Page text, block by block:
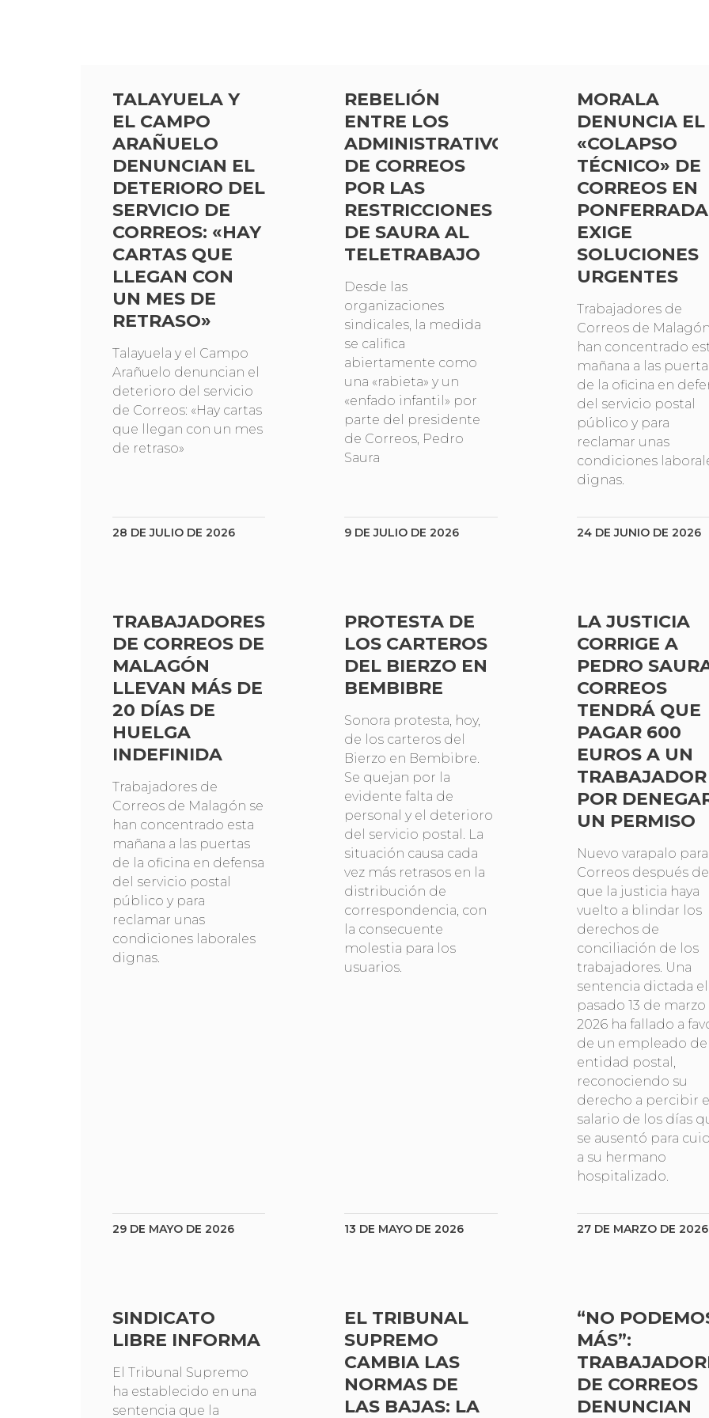
TALAYUELA Y
EL CAMPO
ARAÑUELO
DENUNCIAN EL
DETERIORO DEL
SERVICIO DE
CORREOS: «HAY
CARTAS QUE
LLEGAN CON
UN MES DE
RETRASO»
Talayuela y el Campo
Arañuelo denuncian el
deterioro del servicio
de Correos: «Hay cartas
que llegan con un mes
de retraso»
28 DE JULIO DE 2026
REBELIÓN
ENTRE LOS
ADMINISTRATIVOS
DE CORREOS
POR LAS
RESTRICCIONES
DE SAURA AL
TELETRABAJO
Desde las
organizaciones
sindicales, la medida
se califica
abiertamente como
una «rabieta» y un
«enfado infantil» por
parte del presidente
de Correos, Pedro
Saura
9 DE JULIO DE 2026
MORALA
DENUNCIA EL
«COLAPSO
TÉCNICO» DE
CORREOS EN
EXIGE
SOLUCIONES
URGENTES
Trabajadores de
Correos de
han concentrado
mañana a las
de la oficina en
del servicio postal
público y para
reclamar unas
condiciones
dignas.
24 DE JUNIO DE 2026
TRABAJADORES
DE CORREOS DE
MALAGÓN
LLEVAN MÁS DE
20 DÍAS DE
HUELGA
INDEFINIDA
Trabajadores de
Correos de Malagón se
han concentrado esta
mañana a las puertas
de la oficina en defensa
del servicio postal
público y para
reclamar unas
condiciones laborales
dignas.
29 DE MAYO DE 2026
PROTESTA DE
LOS CARTEROS
DEL BIERZO EN
BEMBIBRE
Sonora protesta, hoy,
de los carteros del
Bierzo en Bembibre.
Se quejan por la
evidente falta de
personal y el deterioro
del servicio postal. La
situación causa cada
vez más retrasos en la
distribución de
correspondencia, con
la consecuente
molestia para los
usuarios.
13 DE MAYO DE 2026
LA JUSTICIA
CORRIGE A
PEDRO
CORREOS
TENDRÁ QUE
PAGAR 600
EUROS A UN
TRABAJADOR
POR
UN PERMISO
Nuevo varapalo para
Correos después de
que la justicia haya
vuelto a blindar los
derechos de
conciliación de los
trabajadores. Una
sentencia dictada el
pasado 13 de marzo
2026 ha fallado a
de un empleado de
entidad postal,
reconociendo su
derecho a percibir el
salario de los días
se ausentó para
a su hermano
hospitalizado.
27 DE MARZO DE 2026
SINDICATO
LIBRE INFORMA
El Tribunal Supremo
ha establecido en una
sentencia que la
EL TRIBUNAL
SUPREMO
CAMBIA LAS
NORMAS DE
LAS BAJAS: LA
“NO
MÁS”:
DE CORREOS
DENUNCIAN